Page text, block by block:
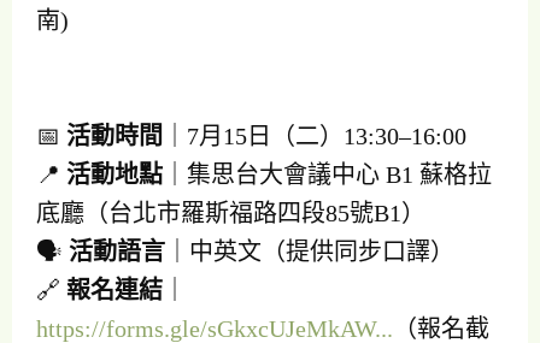
南)
📅 活動時間
｜7月15日（二）13:30–16:00
📍 活動地點 ｜集思台大會議中心 B1 蘇格拉
底廳（台北市羅斯福路四段85號B1）
🗣️ 活動語言 ｜中英文（提供同步口譯）
🔗 報名連結
https://forms.gle/sGkxcUJeMkAW... （報名截